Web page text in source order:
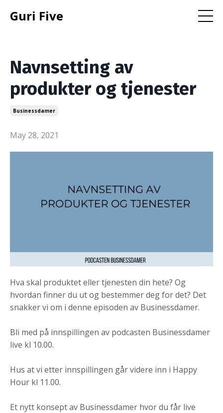
Guri Five
Navnsetting av
produkter og tjenester
Businessdamer
May 28, 2021
Hva skal produktet eller tjenesten din hete? Og
hvordan finner du ut og bestemmer deg for det? Det
snakker vi om i denne episoden av Businessdamer.
Bli med på innspillingen av podcasten Businessdamer
live kl 10.00.
Hus at vi etter innspillingen går videre inn i Happy
Hour kl 11.00.
Et nytt konsept av Businessdamer hvor du får live